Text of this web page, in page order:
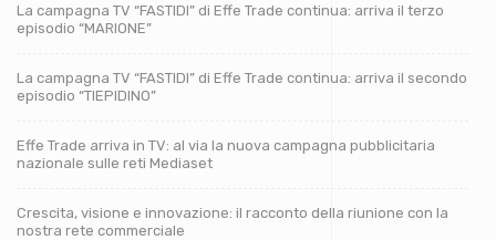
La campagna TV “FASTIDI” di Effe Trade continua: arriva il terzo
episodio “MARIONE”
La campagna TV “FASTIDI” di Effe Trade continua: arriva il secondo
episodio “TIEPIDINO”
Effe Trade arriva in TV: al via la nuova campagna pubblicitaria
nazionale sulle reti Mediaset
Crescita, visione e innovazione: il racconto della riunione con la
nostra rete commerciale